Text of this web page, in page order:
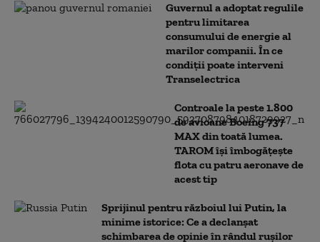
Guvernul a adoptat regulile
pentru limitarea
consumului de energie al
marilor companii. În ce
condiții poate interveni
Transelectrica
Controale la peste 1.800
de avioane Boeing 737
MAX din toată lumea.
TAROM își îmbogățește
flota cu patru aeronave de
acest tip
Sprijinul pentru războiul lui Putin, la
minime istorice: Ce a declanșat
schimbarea de opinie în rândul rușilor